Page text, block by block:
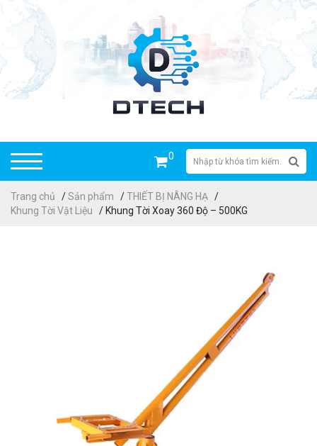
0
Trang chủ /Sản phẩm /THIẾT BỊ NÂNG HẠ /
Khung Tời Vật Liệu
/ Khung Tời Xoay 360 Độ – 500KG